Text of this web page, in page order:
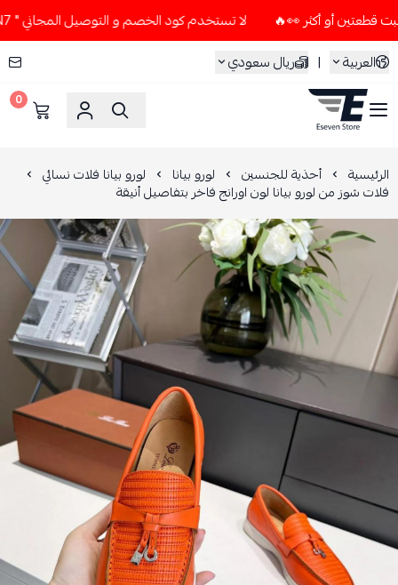
لا تستخدم كود الخصم و التوصيل المجاني " N7 " إلا إذا طلبت قطعتين أو أكثر 👀🔥
العربية
| ريال سعودي
ESEVEN STORE
0
الرئيسية أحذية للجنسين لورو بيانا لورو بيانا فلات نسائي
فلات شوز من لورو بيانا لون اورانج فاخر بتفاصيل أنيقة